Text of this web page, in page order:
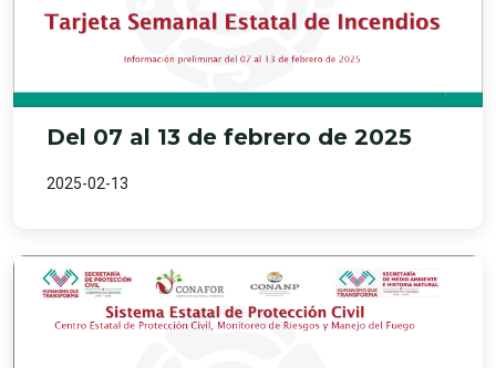
Del 07 al 13 de febrero de 2025
2025-02-13